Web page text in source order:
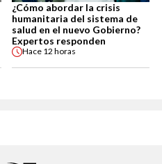
¿Cómo abordar la crisis
humanitaria del sistema de
salud en el nuevo Gobierno?
Expertos responden
Hace 12 horas